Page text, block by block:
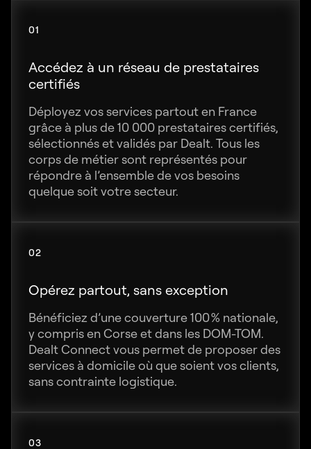
01
Accédez à un réseau de prestataires
certifiés
Déployez vos services partout en France
grâce à plus de 10 000 prestataires certifiés,
sélectionnés et validés par Dealt. Tous les
corps de métier sont représentés pour
répondre à l’ensemble de vos besoins
quelque soit votre secteur.
02
Opérez partout, sans exception
Bénéficiez d’une couverture 100 % nationale,
y compris en Corse et dans les DOM-TOM.
Dealt Connect vous permet de proposer des
services à domicile où que soient vos clients,
sans contrainte logistique.
03